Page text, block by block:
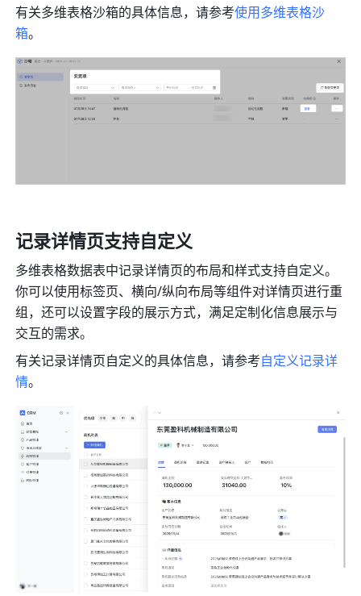
有关多维表格沙箱的具体信息，请参考使用多维表格沙
箱。
记录详情页支持自定义
多维表格数据表中记录详情页的布局和样式支持自定义。
你可以使用标签页、横向/纵向布局等组件对详情页进行重
组，还可以设置字段的展示方式，满足定制化信息展示与
交互的需求。
有关记录详情页自定义的具体信息，请参考自定义记录详
情。